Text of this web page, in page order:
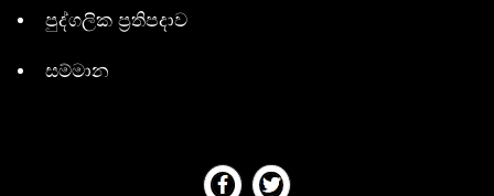
පුද්ගලික ප්‍රතිපදාව
සම්මාන